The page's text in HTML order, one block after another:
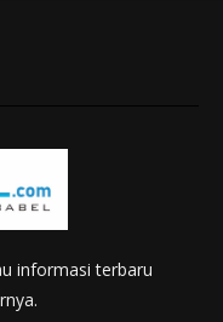
informasi terbaru